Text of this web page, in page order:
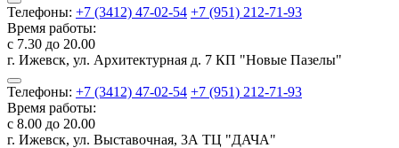
Телефоны: +7 (3412) 47-02-54 +7 (951) 212-71-93
Время работы:
с 7.30 до 20.00
г. Ижевск, ул. Архитектурная д. 7 КП "Новые Пазелы"
Телефоны: +7 (3412) 47-02-54 +7 (951) 212-71-93
Время работы:
с 8.00 до 20.00
г. Ижевск, ул. Выставочная, 3А ТЦ "ДАЧА"